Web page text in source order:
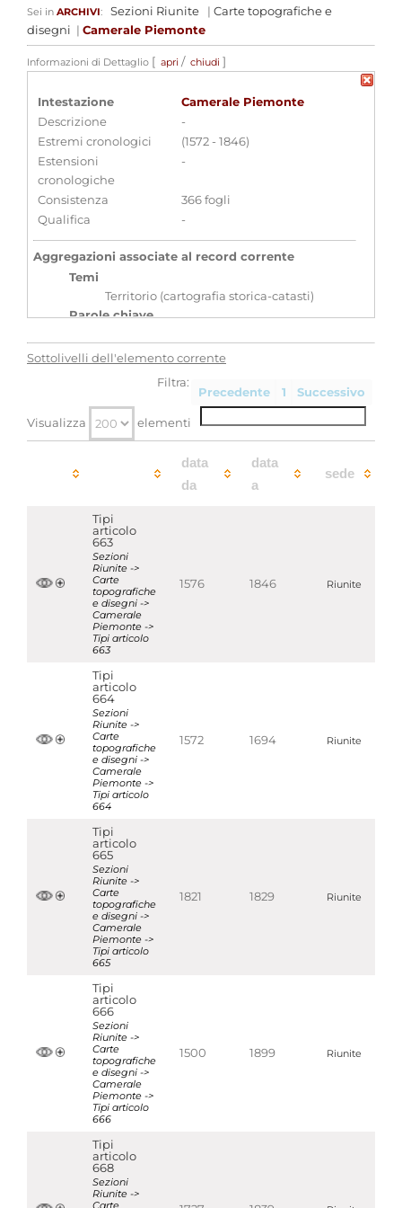
Sei in ARCHIVI: Sezioni Riunite | Carte topografiche e
disegni | Camerale Piemonte
Informazioni di Dettaglio [ apri / chiudi ]
Intestazione
Camerale Piemonte
Descrizione
-
Estremi cronologici
(1572 - 1846)
Estensioni
cronologiche
-
Consistenza
366 fogli
Qualifica
-
Aggregazioni associate al record corrente
Temi
Territorio (cartografia storica-catasti)
Parole chiave
storica
Disegni
Visualizza tutte le unità archivistiche
Sottolivelli dell'elemento corrente
Precedente 1 Successivo
Visualizza elementi
Filtra:
data
da
data
a
sede
Tipi
articolo
663
Sezioni
Riunite ->
Carte
topografiche
e disegni ->
Camerale
Piemonte ->
Tipi articolo
663
1576 1846 Riunite
Tipi
articolo
664
Sezioni
Riunite ->
Carte
topografiche
e disegni ->
Camerale
Piemonte ->
Tipi articolo
664
1572 1694 Riunite
Tipi
articolo
665
Sezioni
Riunite ->
Carte
topografiche
e disegni ->
Camerale
Piemonte ->
Tipi articolo
665
1821 1829 Riunite
Tipi
articolo
666
Sezioni
Riunite ->
Carte
topografiche
e disegni ->
Camerale
Piemonte ->
Tipi articolo
666
1500 1899 Riunite
Tipi
articolo
668
Sezioni
Riunite ->